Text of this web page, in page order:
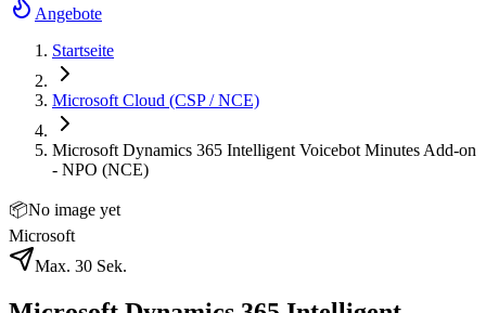
Angebote
Startseite
Microsoft Cloud (CSP / NCE)
Microsoft Dynamics 365 Intelligent Voicebot Minutes Add-on
- NPO (NCE)
📦No image yet
Microsoft
Max. 30 Sek.